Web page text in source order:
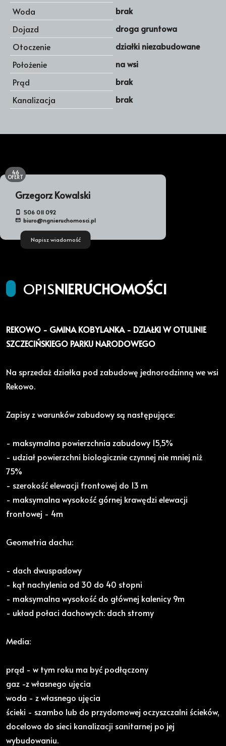
Woda
brak
Dojazd
droga gruntowa
Otoczenie
działki niezabudowane
Położenie
na wsi
Prąd
brak
Kanalizacja
brak
Grzegorz Kowalski
506 011 092
biuro@ngnieruchomosci.pl
Napisz wiadomość
46
OFERT
OPISNIERUCHOMOŚCI
REKOWO - GMINA KOBYLANKA - DZIAŁKI W OTULINIE
SZCZECIŃSKIEGO PARKU NARODOWEGO
Na sprzedaż działka pod zabudowę jednorodzinną we wsi
Rekowo.
Zapisy z warunków zabudowy są następujące:
- maksymalna powierzchnia zabudowy 15,5%
- udział powierzchni biologicznie czynnej nie mniej niż
75%
- szerokość elewacji frontowej do 13 m
- maksymalna wysokość górnej krawędzi elewacji
frontowej - 4m
Geometria dachu:
- dach dwuspadowy
- kąt nachylenia od 30 do 40 stopni
- maksymalna wysokość do głównej kalenicy 9m
- układ połaci dachowych: dach stromy
Media:
prąd - w tym roku ma być podłączony
gaz -z własnego ujęcia
woda - z własnego ujęcia
ścieki - szambo lub do przydomowej oczyszczalni ścieków,
docelowo do sieci kanalizacji sanitarnej po jej
wybudowaniu.